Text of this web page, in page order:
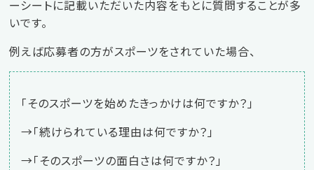
ーシートに記載いただいた内容をもとに質問することが多
いです。
例えば応募者の方がスポーツをされていた場合、
「そのスポーツを始めたきっかけは何ですか？」
→「続けられている理由は何ですか？」
→「そのスポーツの面白さは何ですか？」